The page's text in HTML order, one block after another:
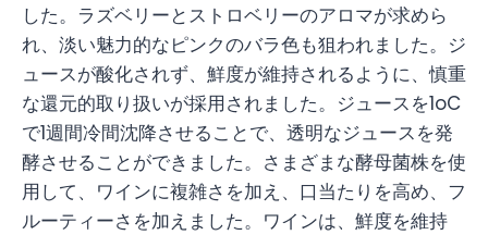
した。ラズベリーとストロベリーのアロマが求めら
れ、淡い魅力的なピンクのバラ色も狙われました。ジ
ュースが酸化されず、鮮度が維持されるように、慎重
な還元的取り扱いが採用されました。ジュースを1oC
で1週間冷間沈降させることで、透明なジュースを発
酵させることができました。さまざまな酵母菌株を使
用して、ワインに複雑さを加え、口当たりを高め、フ
ルーティーさを加えました。ワインは、鮮度を維持